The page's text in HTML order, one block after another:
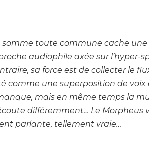
toute commune cache
audiophile axée sur
sa force est de collecter le
comme une superposition de
mais en même temps la
différemment… Le Morpheus
parlante, tellement vraie…